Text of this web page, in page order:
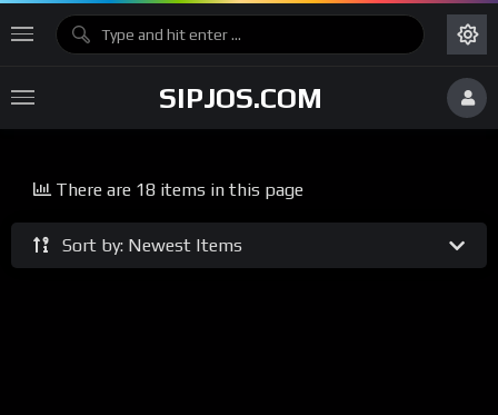
SIPJOS.COM
Sort by: Newest Items
There are 18 items in this page